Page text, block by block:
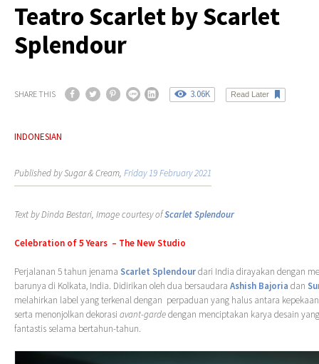
Teatro Scarlet by Scarlet
Splendour
SHARE THIS 3.06K Read Later
INDONESIAN
Published by Sugar & Cream, Friday 19 February 2021
Text by Dinda Bestari, Image courtesy ofScarlet Splendour
Celebration of 5 Years – The New Studio
Perjalanan 5 tahun jenama Scarlet Splendourdari India dirayakan dengan
barunya di Kolkata, India. Didirikan oleh dua bersaudara Ashish Bajoria dan
melahirkan label yang terkenal dengan perpaduan yang halus antara
serta menonjolkan dekorasi avant-gardedengan menciptakan karya desain
fantastis selama bertahun-tahun.